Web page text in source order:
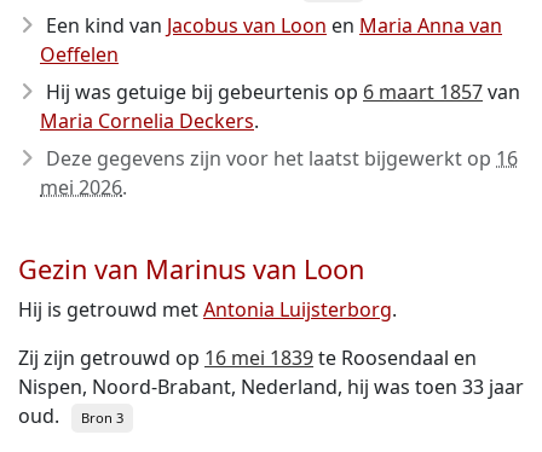
Een kind van Jacobus van Loon en Maria Anna van
Oeffelen
Hij was getuige bij gebeurtenis op 6 maart 1857van
Maria Cornelia Deckers.
Deze gegevens zijn voor het laatst bijgewerkt op 16
mei 2026.
Gezin van Marinus van Loon
Hij is getrouwd metAntonia Luijsterborg.
Zij zijn getrouwd op 16 mei 1839te Roosendaal en
Nispen, Noord-Brabant, Nederland, hij was toen 33 jaar
oud.
Bron 3